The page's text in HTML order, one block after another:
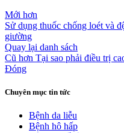
Mới hơn
Sử dụng thuốc chống loét và
giường
Quay lại danh sách
Cũ hơn Tại sao phải điều trị
Đóng
Chuyên mục tin tức
Bệnh da liễu
Bệnh hô hấp